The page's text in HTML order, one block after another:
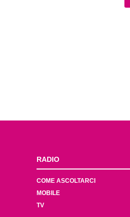
RADIO
COME ASCOLTARCI
MOBILE
TV